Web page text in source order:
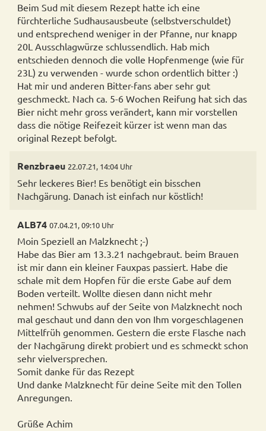
Beim Sud mit diesem Rezept hatte ich eine
fürchterliche Sudhausausbeute (selbstverschuldet)
und entsprechend weniger in der Pfanne, nur knapp
20L Ausschlagwürze schlussendlich. Hab mich
entschieden dennoch die volle Hopfenmenge (wie für
23L) zu verwenden - wurde schon ordentlich bitter :)
Hat mir und anderen Bitter-fans aber sehr gut
geschmeckt. Nach ca. 5-6 Wochen Reifung hat sich das
Bier nicht mehr gross verändert, kann mir vorstellen
dass die nötige Reifezeit kürzer ist wenn man das
original Rezept befolgt.
Renzbraeu 22.07.21, 14:04 Uhr
Sehr leckeres Bier! Es benötigt ein bisschen
Nachgärung. Danach ist einfach nur köstlich!
ALB74 07.04.21, 09:10 Uhr
Moin Speziell an Malzknecht ;-)
Habe das Bier am 13.3.21 nachgebraut. beim Brauen
ist mir dann ein kleiner Fauxpas passiert. Habe die
schale mit dem Hopfen für die erste Gabe auf dem
Boden verteilt. Wollte diesen dann nicht mehr
nehmen! Schwubs auf der Seite von Malzknecht noch
mal geschaut und dann den von Ihm vorgeschlagenen
Mittelfrüh genommen. Gestern die erste Flasche nach
der Nachgärung direkt probiert und es schmeckt schon
sehr vielversprechen.
Somit danke für das Rezept
Und danke Malzknecht für deine Seite mit den Tollen
Anregungen.
Grüße Achim